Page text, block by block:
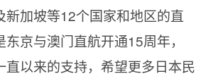
新加坡等12个国家和地区的直
京与澳门直航开通15周年，
直以来的支持，希望更多日本民